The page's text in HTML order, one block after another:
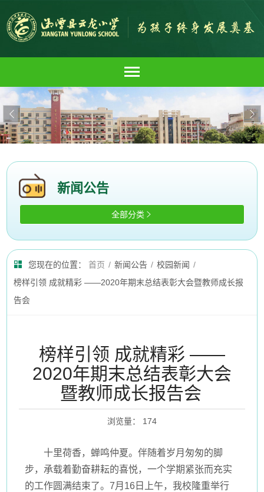
 
新闻公告
全部分类 
您现在的位置： 首页 / 新闻公告 / 校园新闻 /
榜样引领 成就精彩 ——2020年期末总结表彰大会暨教师成长报
告会
榜样引领 成就精彩 ——
2020年期末总结表彰大会
暨教师成长报告会
浏览量： 174
十里荷香，蝉鸣仲夏。伴随着岁月匆匆的脚
步，承载着勤奋耕耘的喜悦，一个学期紧张而充实
的工作圆满结束了。7月16日上午，我校隆重举行